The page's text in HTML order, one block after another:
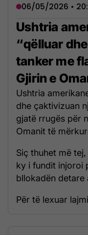
06/05/2026 •
Ushtria
“qëlluar
tanker me
Gjirin e
Ushtria
dhe çaktivizuan
gjatë rrugës për
Omanit të
Siç thuhet më
ky i fundit injoroi
bllokadën detare
Për të lexuar